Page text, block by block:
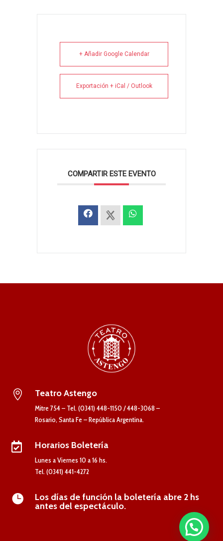
+ Añadir Google Calendar
Exportación + iCal / Outlook
COMPARTIR ESTE EVENTO
 Teatro Astengo
Mitre 754 – Tel. (0341) 448-1150 / 448-3068 –
Rosario, Santa Fe – República Argentina.
 Horarios Boletería
Lunes a Viernes 10 a 16 hs.
Tel. (0341) 441-4272

Los días de función la boletería abre 2 hs
antes del espectáculo.